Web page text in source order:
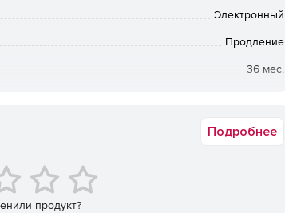
управление исправлениями и обнаружение
как Application Control с блокировкой скриптов и
требованиями к безопасности.
защиты мобильных устройств. Отражает
Электронный
Продление
36 мес.
Подробнее
продукт?